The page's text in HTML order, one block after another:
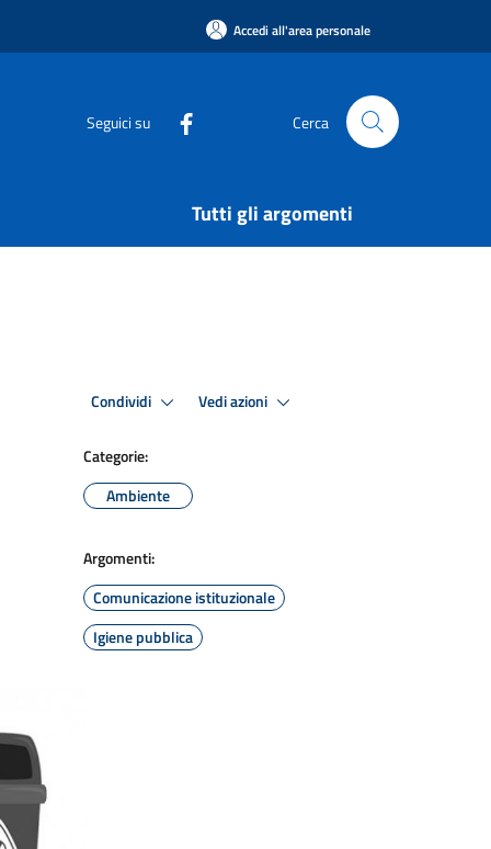
Accedi all'area personale
Seguici su Cerca
Tutti gli argomenti
Condividi Vedi azioni
Categorie:
Ambiente
Argomenti:
Comunicazione istituzionale
Igiene pubblica